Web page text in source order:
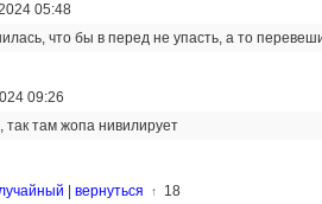
05:48
что бы в перед не упасть, а то
09:26
так там жопа нивилирует
вернуться ↑ 18